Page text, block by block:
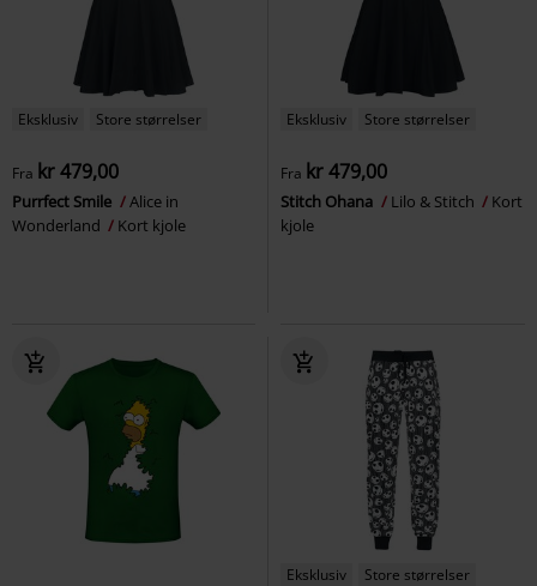
Eksklusiv Store størrelser
Fra kr 479,00
Purrfect Smile
Alice in
Wonderland
Kort kjole
Eksklusiv Store størrelser
Fra kr 479,00
Stitch Ohana Lilo & Stitch
Kort
kjole
Eksklusiv Store størrelser